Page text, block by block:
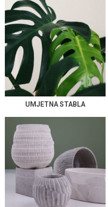
UMJETNA STABLA